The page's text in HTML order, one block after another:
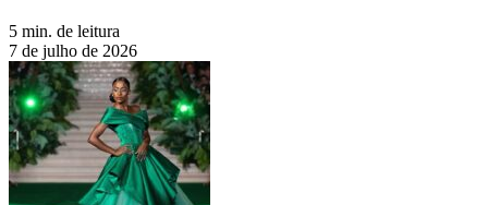
5 min. de leitura
7 de julho de 2026